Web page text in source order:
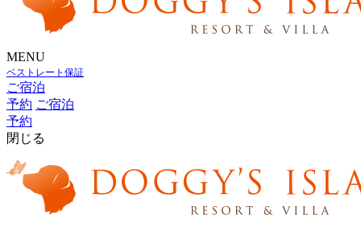
MENU
ベストレート保証
ご宿泊
予約 ご宿泊
予約
閉じる